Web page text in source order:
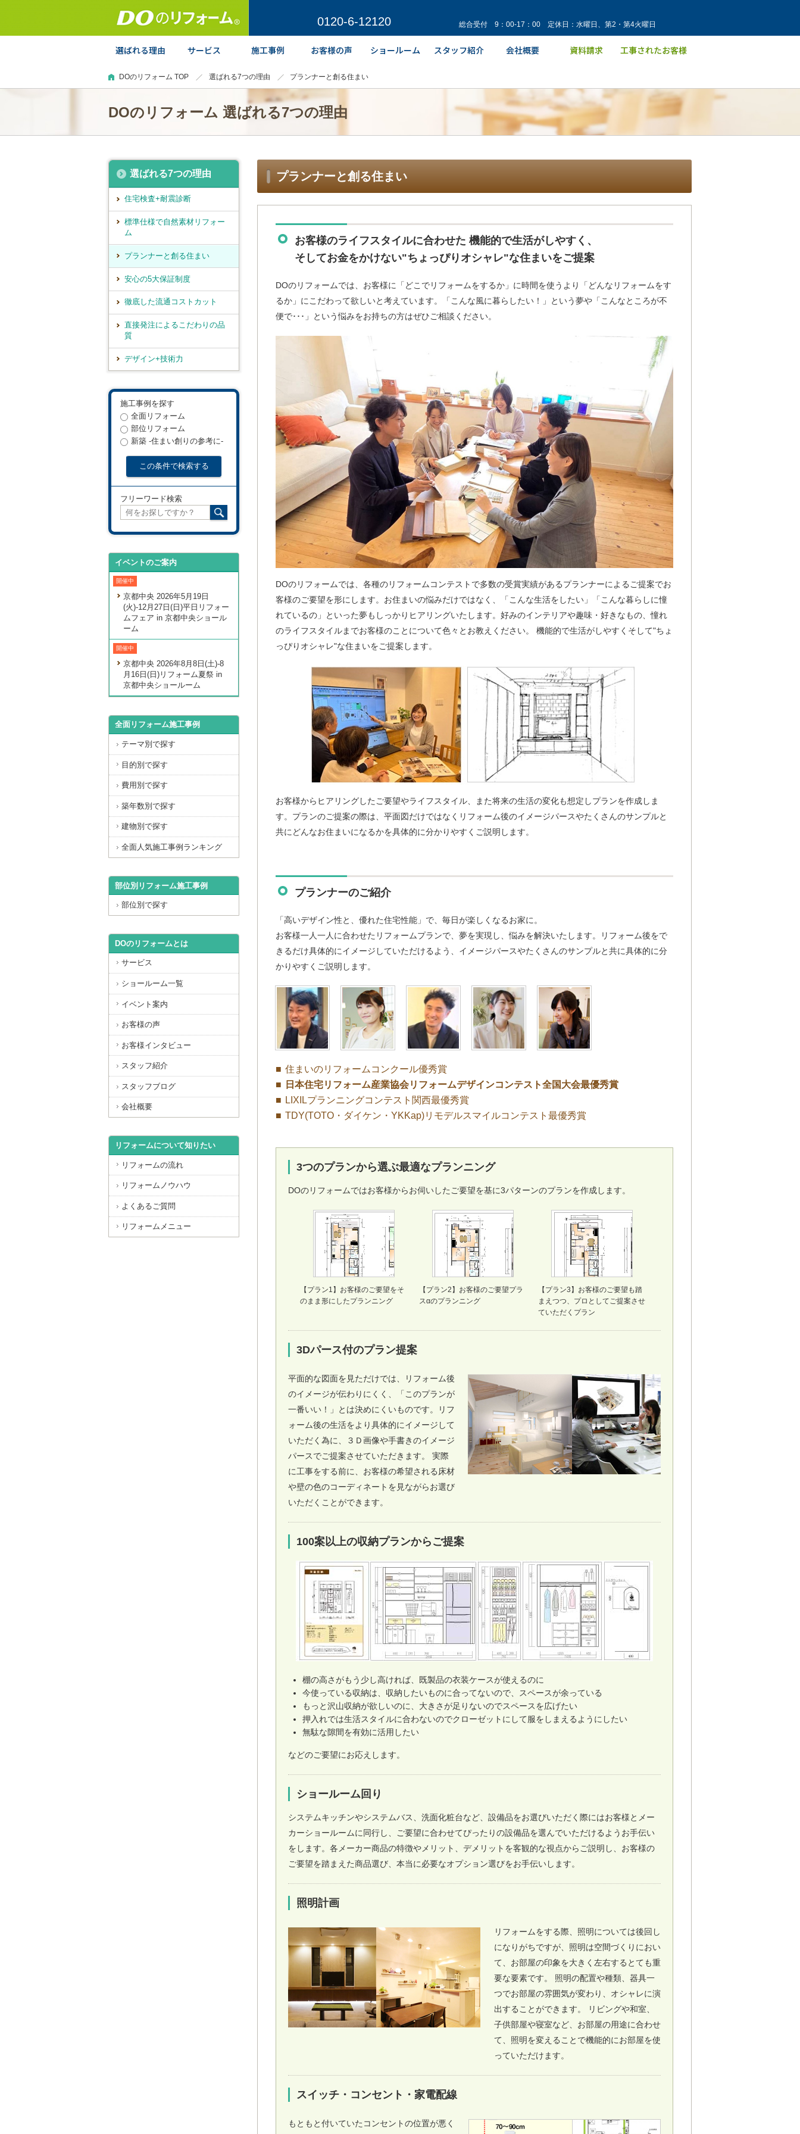
0120-6-12120 総合受付 9：00-17：00 定休日：水曜日、第2・第4火曜日
DOのリフォーム TOP 選ばれる7つの理由 プランナーと創る住まい
DOのリフォーム 選ばれる7つの理由
プランナーと創る住まい
お客様のライフスタイルに合わせた 機能的で生活がしやすく、
そしてお金をかけない"ちょっぴりオシャレ"な住まいをご提案
DOのリフォームでは、お客様に「どこでリフォームをするか」に時間を使うより「どんなリフォームをす
るか」にこだわって欲しいと考えています。「こんな風に暮らしたい！」という夢や「こんなところが不
便で･･･」という悩みをお持ちの方はぜひご相談ください。
DOのリフォームでは、各種のリフォームコンテストで多数の受賞実績があるプランナーによるご提案でお
客様のご要望を形にします。お住まいの悩みだけではなく、「こんな生活をしたい」「こんな暮らしに憧
れているの」といった夢もしっかりヒアリングいたします。好みのインテリアや趣味・好きなもの、憧れ
のライフスタイルまでお客様のことについて色々とお教えください。 機能的で生活がしやすくそして"ちょ
っぴりオシャレ"な住まいをご提案します。
お客様からヒアリングしたご要望やライフスタイル、また将来の生活の変化も想定しプランを作成しま
す。プランのご提案の際は、平面図だけではなくリフォーム後のイメージパースやたくさんのサンプルと
共にどんなお住まいになるかを具体的に分かりやすくご説明します。
プランナーのご紹介
「高いデザイン性と、優れた住宅性能」で、毎日が楽しくなるお家に。
お客様一人一人に合わせたリフォームプランで、夢を実現し、悩みを解決いたします。リフォーム後をで
きるだけ具体的にイメージしていただけるよう、イメージパースやたくさんのサンプルと共に具体的に分
かりやすくご説明します。
住まいのリフォームコンクール優秀賞
日本住宅リフォーム産業協会リフォームデザインコンテスト全国大会最優秀賞
LIXILプランニングコンテスト関西最優秀賞
TDY(TOTO・ダイケン・YKKap)リモデルスマイルコンテスト最優秀賞
3つのプランから選ぶ最適なプランニング
DOのリフォームではお客様からお伺いしたご要望を基に3パターンのプランを作成します。
【プラン1】お客様のご要望をそ
のまま形にしたプランニング
【プラン2】お客様のご要望プラ
スαのプランニング
【プラン3】お客様のご要望も踏
まえつつ、プロとしてご提案させ
ていただくプラン
3Dパース付のプラン提案
平面的な図面を見ただけでは、リフォーム後
のイメージが伝わりにくく、「このプランが
一番いい！」とは決めにくいものです。リフ
ォーム後の生活をより具体的にイメージして
いただく為に、３Ｄ画像や手書きのイメージ
パースでご提案させていただきます。 実際
に工事をする前に、お客様の希望される床材
や壁の色のコーディネートを見ながらお選び
いただくことができます。
100案以上の収納プランからご提案
棚の高さがもう少し高ければ、既製品の衣装ケースが使えるのに
今使っている収納は、収納したいものに合ってないので、スペースが余っている
もっと沢山収納が欲しいのに、大きさが足りないのでスペースを広げたい
押入れでは生活スタイルに合わないのでクローゼットにして服をしまえるようにしたい
無駄な隙間を有効に活用したい
などのご要望にお応えします。
ショールーム回り
システムキッチンやシステムバス、洗面化粧台など、設備品をお選びいただく際にはお客様とメー
カーショールームに同行し、ご要望に合わせてぴったりの設備品を選んでいただけるようお手伝い
をします。各メーカー商品の特徴やメリット、デメリットを客観的な視点からご説明し、お客様の
ご要望を踏まえた商品選び、本当に必要なオプション選びをお手伝いします。
照明計画
リフォームをする際、照明については後回し
になりがちですが、照明は空間づくりにおい
て、お部屋の印象を大きく左右するとても重
要な要素です。 照明の配置や種類、器具一
つでお部屋の雰囲気が変わり、オシャレに演
出することができます。 リビングや和室、
子供部屋や寝室など、お部屋の用途に合わせ
て、照明を変えることで機能的にお部屋を使
っていただけます。
スイッチ・コンセント・家電配線
もともと付いていたコンセントの位置が悪く
選ばれる7つの理由
住宅検査+耐震診断
標準仕様で自然素材リフォー
ム
プランナーと創る住まい
安心の5大保証制度
徹底した流通コストカット
直接発注によるこだわりの品
質
デザイン+技術力
施工事例を探す
全面リフォーム
部位リフォーム
新築 -住まい創りの参考に-
フリーワード検索
イベントのご案内
開催中
京都中央 2026年5月19日
(火)-12月27日(日)平日リフォー
ムフェア in 京都中央ショール
ーム
開催中
京都中央 2026年8月8日(土)-8
月16日(日)リフォーム夏祭 in
京都中央ショールーム
全面リフォーム施工事例
テーマ別で探す
目的別で探す
費用別で探す
築年数別で探す
建物別で探す
全面人気施工事例ランキング
部位別リフォーム施工事例
部位別で探す
DOのリフォームとは
サービス
ショールーム一覧
イベント案内
お客様の声
お客様インタビュー
スタッフ紹介
スタッフブログ
会社概要
リフォームについて知りたい
リフォームの流れ
リフォームノウハウ
よくあるご質問
リフォームメニュー